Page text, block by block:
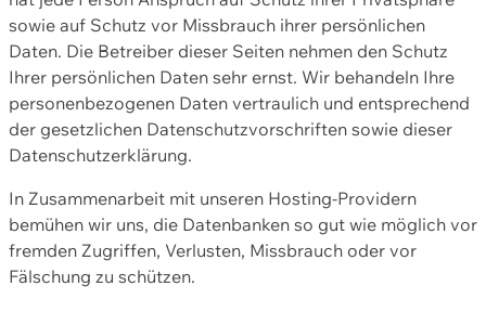
sowie auf Schutz vor Missbrauch ihrer persönlichen
Daten. Die Betreiber dieser Seiten nehmen den Schutz
Ihrer persönlichen Daten sehr ernst. Wir behandeln Ihre
personenbezogenen Daten vertraulich und entsprechend
der gesetzlichen Datenschutzvorschriften sowie dieser
Datenschutzerklärung.
In Zusammenarbeit mit unseren Hosting-Providern
bemühen wir uns, die Datenbanken so gut wie möglich vor
fremden Zugriffen, Verlusten, Missbrauch oder vor
Fälschung zu schützen.